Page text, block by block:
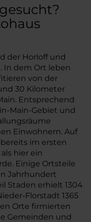
der Horloff und
In dem Ort leben
von der
30 Kilometer
Entsprechend
Main-Gebiet und
Einwohnern. Auf
im ersten
hier ein
Einige Ortsteile
Jahrhundert
Staden erhielt 1304
Florstadt 1365
Orte firmierten
Gemeinden und